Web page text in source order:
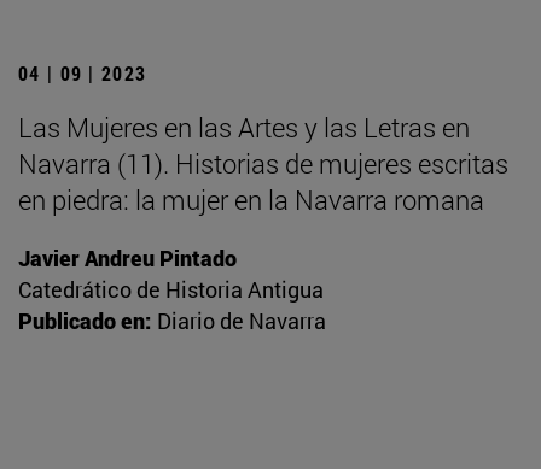
04 | 09 | 2023
Las Mujeres en las Artes y las Letras en
Navarra (11). Historias de mujeres escritas
en piedra: la mujer en la Navarra romana
Javier Andreu Pintado
Catedrático de Historia Antigua
Publicado en: Diario de Navarra